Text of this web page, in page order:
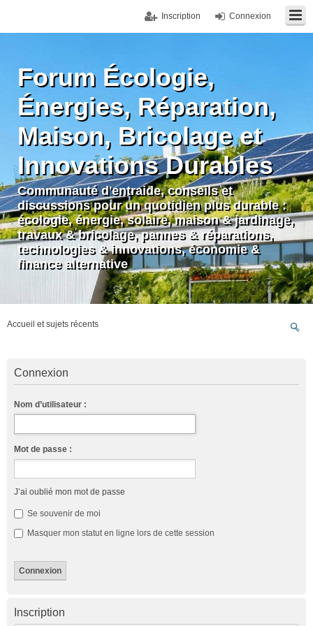
Connexion
Inscription
Forum Écologie,
Énergies, Réparation,
Maison, Bricolage et
Innovations Durables
Communauté d'entraide, conseils et
discussions pour un quotidien plus durable :
écologie, énergie, solaire, maison & jardinage,
travaux & bricolage, pannes & réparations,
technologies & innovations, économie &
finance alternative
Accueil et sujets récents
Connexion
Nom d’utilisateur :
Mot de passe :
J’ai oublié mon mot de passe
Se souvenir de moi
Masquer mon statut en ligne lors de cette session
Inscription